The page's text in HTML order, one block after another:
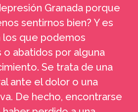
Granada porque
sentirnos bien? Y es
los que podemos
abatidos por alguna
Se trata de una
ante el dolor o una
De hecho, encontrarse